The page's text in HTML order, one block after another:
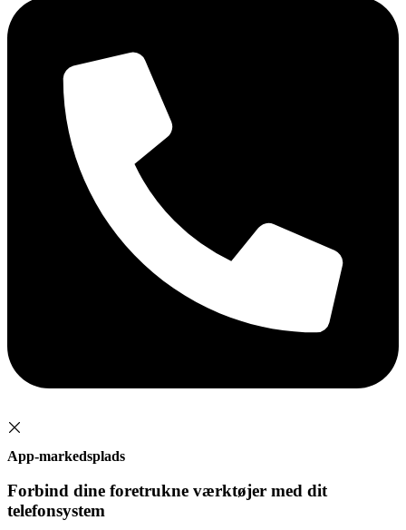
App-markedsplads
Forbind dine foretrukne værktøjer med dit
telefonsystem